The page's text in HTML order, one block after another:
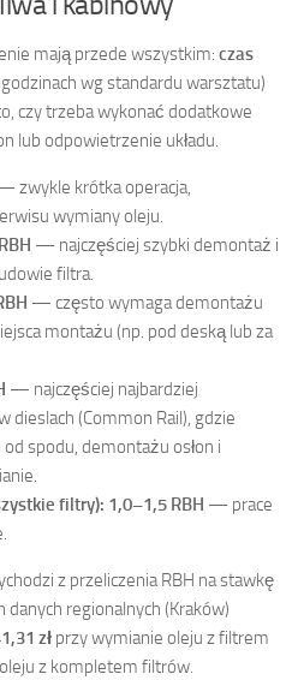
mają przede wszystkim: czas
wg standardu warsztatu)
czy trzeba wykonać dodatkowe
lub odpowietrzenie układu.
zwykle krótka operacja,
wymiany oleju.
— najczęściej szybki demontaż i
filtra.
— często wymaga demontażu
montażu (np. pod deską lub za
— najczęściej najbardziej
dieslach (Common Rail), gdzie
spodu, demontażu osłon i
filtry): 1,0–1,5 RBH — prace
z przeliczenia RBH na stawkę
danych regionalnych (Kraków)
zł przy wymianie oleju z filtrem
z kompletem filtrów.